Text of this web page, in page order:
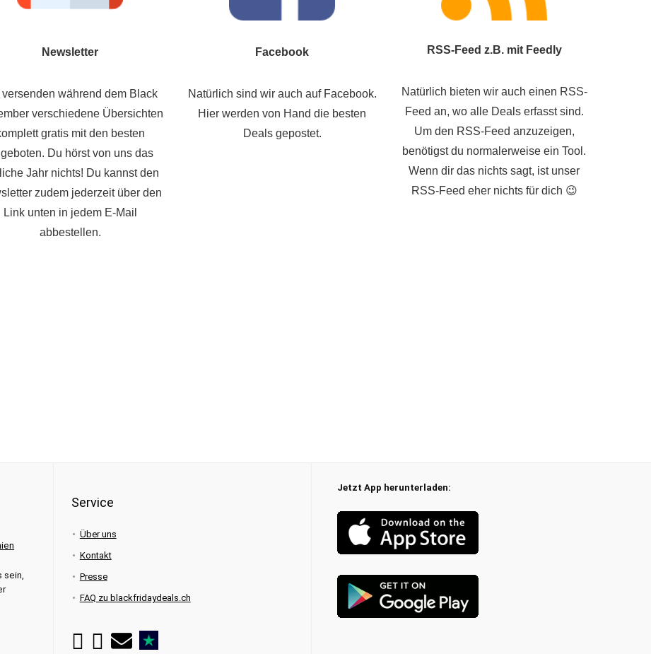
Newsletter
versenden während dem Black
verschiedene Übersichten
gratis mit den besten
Du hörst von uns das
Jahr nichts! Du kannst den
zudem jederzeit über den
Link unten in jedem E-Mail
abbestellen.
Facebook
Natürlich sind wir auch auf Facebook.
Hier werden von Hand die besten
Deals gepostet.
RSS-Feed z.B. mit Feedly
Natürlich bieten wir auch einen RSS-
Feed an, wo alle Deals erfasst sind.
Um den RSS-Feed anzuzeigen,
benötigst du normalerweise ein Tool.
Wenn dir das nichts sagt, ist unser
RSS-Feed eher nichts für dich 😉
sein,
Service
Über uns
Kontakt
Presse
FAQ zu blackfridaydeals.ch
Jetzt App herunterladen: